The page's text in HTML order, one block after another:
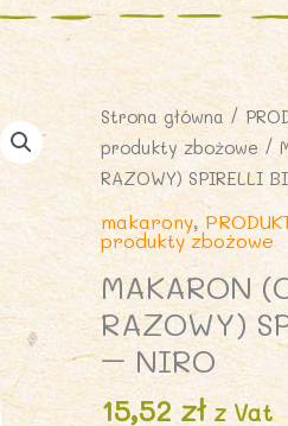
Strona główna /
produkty zbożowe /
RAZOWY) SPIRELLI
makarony,
produkty zbożowe
MAKARON
RAZOWY)
– NIRO
15,52zł z Vat